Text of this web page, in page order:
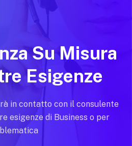
Su Misura
Esigenze
in contatto con il consulente
esigenze di Business o per